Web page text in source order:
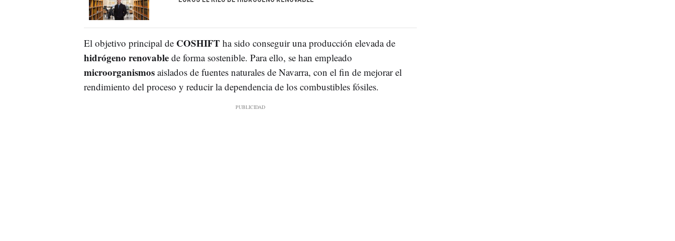
El objetivo principal de COSHIFT ha sido conseguir una producción elevada de
hidrógeno renovablede forma sostenible. Para ello, se han empleado
microorganismosaislados de fuentes naturales de Navarra, con el fin de mejorar el
rendimiento del proceso y reducir la dependencia de los combustibles fósiles.